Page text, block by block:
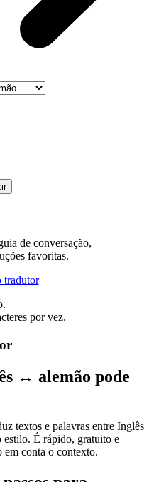
de conversação,
favoritas.
por vez.
↔ alemão pode
textos e palavras entre Inglês
estilo. É rápido, gratuito e
em conta o contexto.